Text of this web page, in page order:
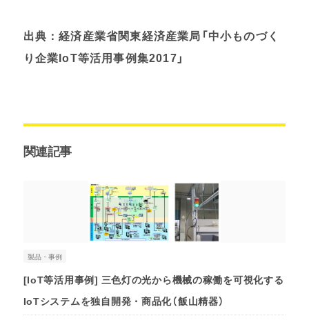
出典：経済産業省関東経済産業局「中小ものづく
り企業IoT等活用事例集2017」
関連記事
製品・事例
[IoT等活用事例] 三色灯の光から機械の稼働を可視化する
IoTシステムを独自開発・商品化（飯山精器）